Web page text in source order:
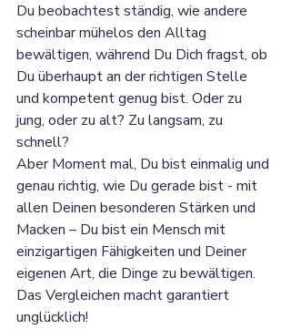
Du beobachtest ständig, wie andere
scheinbar mühelos den Alltag
bewältigen, während Du Dich fragst, ob
Du überhaupt an der richtigen Stelle
und kompetent genug bist. Oder zu
jung, oder zu alt? Zu langsam, zu
schnell?
Aber Moment mal, Du bist einmalig und
genau richtig, wie Du gerade bist - mit
allen Deinen besonderen Stärken und
Macken – Du bist ein Mensch mit
einzigartigen Fähigkeiten und Deiner
eigenen Art, die Dinge zu bewältigen.
Das Vergleichen macht garantiert
unglücklich!